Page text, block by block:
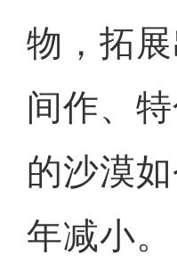
物，拓
间作、
的沙漠
年减小。